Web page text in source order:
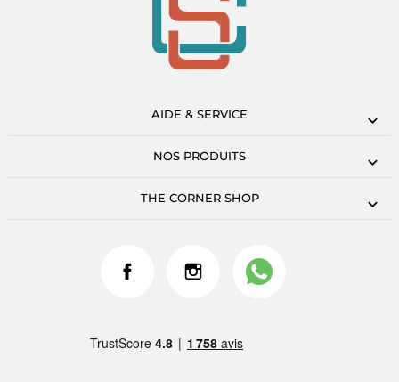
AIDE & SERVICE
NOS PRODUITS
THE CORNER SHOP